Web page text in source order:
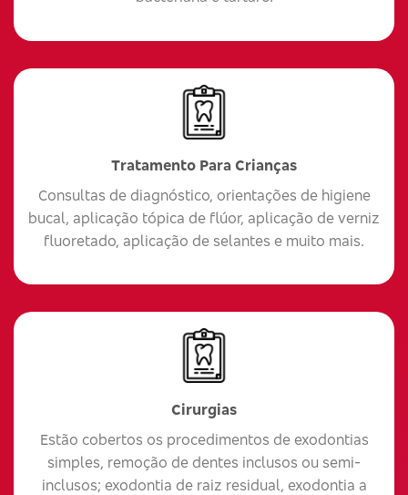
Tratamento Para Crianças
Consultas de diagnóstico, orientações de higiene
bucal, aplicação tópica de flúor, aplicação de verniz
fluoretado, aplicação de selantes e muito mais.
Cirurgias
Estão cobertos os procedimentos de exodontias
simples, remoção de dentes inclusos ou semi-
inclusos; exodontia de raiz residual, exodontia a